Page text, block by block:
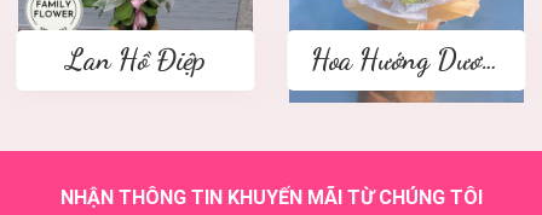
Lan Hồ Điệp Hoa Hướng Dương
NHẬN THÔNG TIN KHUYẾN MÃI TỪ CHÚNG TÔI